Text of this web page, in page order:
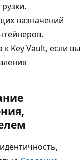
назначений
Key Vault, если вы